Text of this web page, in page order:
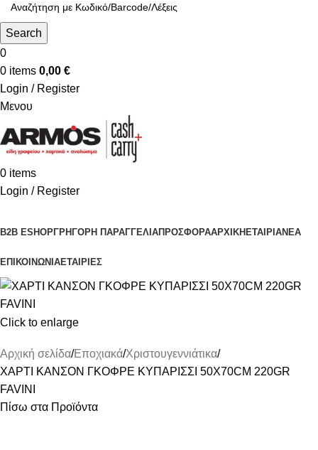
Search
0
0 items 0,00 €
Login / Register
Μενου
0 items
Login / Register
B2B ESHOPΓΡΗΓΟΡΗ ΠΑΡΑΓΓΕΛΙΑΠΡΟΣΦΟΡΑΑΡΧΙΚΗ ΕΤΑΙΡΙΑΝΕΑ
ΕΠΙΚΟΙΝΩΝΙΑΕΤΑΙΡΙΕΣ
Click to enlarge
Αρχική σελίδα Εποχιακά Χριστουγεννιάτικα
ΧΑΡΤΙ ΚΑΝΣΟΝ ΓΚΟΦΡΕ ΚΥΠΑΡΙΣΣΙ 50X70CM 220GR
FAVINI
Πίσω στα Προϊόντα